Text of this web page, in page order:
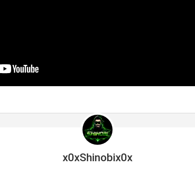
x0xShinobix0x